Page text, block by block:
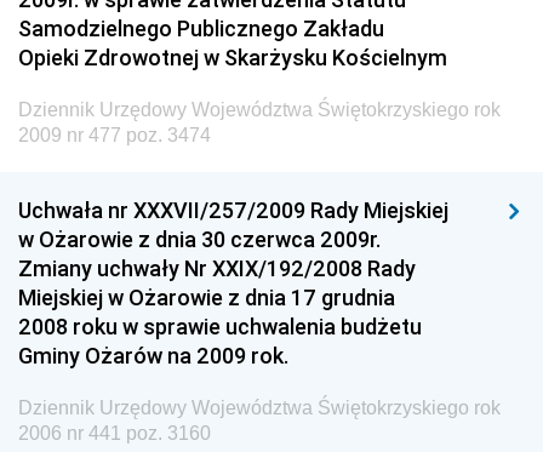
Administracji
Dziennik Urzędowy Ministra Transportu
Dziennik Urzędowy Ministra Budownictwa
Dziennik Urzędowy Ministra Nauki i Szkolnictwa
Dziennik Urzędowy Głównego Urzędu Miar
Dziennik Urzędowy Ministra Rolnictwa i Rozwoju Wsi
Dziennik Urzędowy Ministra Edukacji Narodowej i
Sportu
Dziennik Urzędowy Ministra Edukacji i Nauki
Dziennik Urzędowy Ministra Edukacji Narodowej
Dziennik Urzędowy Ministra Gospodarki Morskiej
Samodzielnego Publicznego Zakładu
Opieki Zdrowotnej w Skarżysku Kościelnym
Dziennik Urzędowy Województwa Świętokrzyskiego rok
2009 nr 477 poz. 3474
Uchwała nr XXXVII/257/2009 Rady Miejskiej
w Ożarowie z dnia 30 czerwca 2009r.
Zmiany uchwały Nr XXIX/192/2008 Rady
Miejskiej w Ożarowie z dnia 17 grudnia
2008 roku w sprawie uchwalenia budżetu
Gminy Ożarów na 2009 rok.
Dziennik Urzędowy Województwa Świętokrzyskiego rok
2006 nr 441 poz. 3160